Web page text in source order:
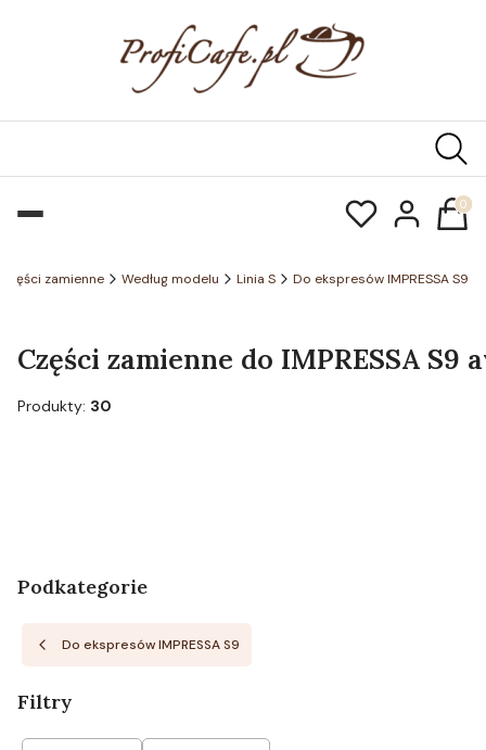
Części zamienne Według modelu Linia S Do ekspresów IMPRESSA S9
Części zamienne do IMPRESSA S9
Produkty: 30
Podkategorie
Do ekspresów IMPRESSA S9
Filtry